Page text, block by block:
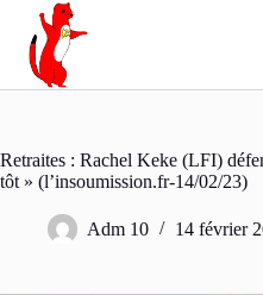
Passer
contenu
Retraites : Rachel Keke (LFI)
tôt » (l’insoumission.fr-14/02/23)
Adm 10 14 février